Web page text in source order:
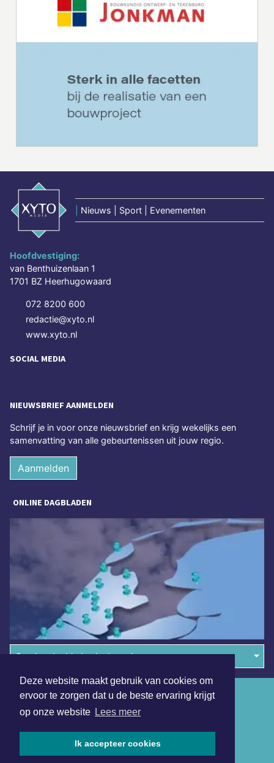
Deze website maakt gebruik van cookies om
ervoor te zorgen dat u de beste ervaring krijgt
op onze website Lees meer
Ik accepteer cookies
Nieuws | Sport | Evenementen
Hoofdvestiging:
van Benthuizenlaan 1
1701 BZ Heerhugowaard
072 8200 600
redactie@xyto.nl
www.xyto.nl
SOCIAL MEDIA
NIEUWSBRIEF AANMELDEN
Schrijf je in voor onze nieuwsbrief en krijg wekelijks een
samenvatting van alle gebeurtenissen uit jouw regio.
Aanmelden
ONLINE DAGBLADEN
Overige dagbladen in de regio
Algemene voorwaarden
Disclaimer